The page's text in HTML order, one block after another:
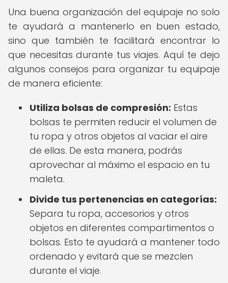
Una buena organización del equipaje no solo
te ayudará a mantenerlo en buen estado,
sino que también te facilitará encontrar lo
que necesitas durante tus viajes. Aquí te dejo
algunos consejos para organizar tu equipaje
de manera eficiente:
Utiliza bolsas de compresión: Estas
bolsas te permiten reducir el volumen de
tu ropa y otros objetos al vaciar el aire
de ellas. De esta manera, podrás
aprovechar al máximo el espacio en tu
maleta.
Divide tus pertenencias en categorías:
Separa tu ropa, accesorios y otros
objetos en diferentes compartimentos o
bolsas. Esto te ayudará a mantener todo
ordenado y evitará que se mezclen
durante el viaje.